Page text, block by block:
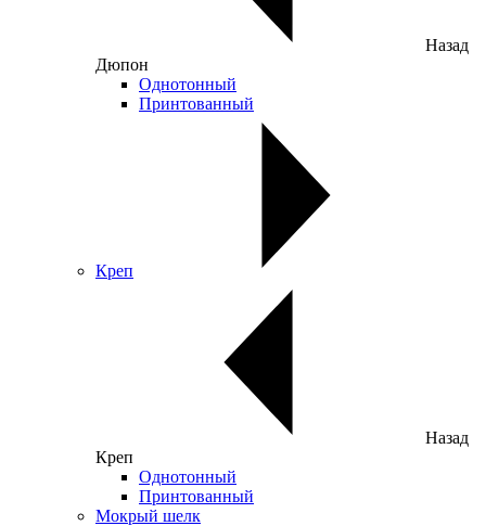
Назад
Дюпон
Однотонный
Принтованный
Креп
Назад
Креп
Однотонный
Принтованный
Мокрый шелк